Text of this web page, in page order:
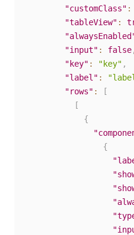
"customClass" :
"tableView" :
"input" : false,
"key" : "key" ,
"label" :
"rows" :
[
[
{
{